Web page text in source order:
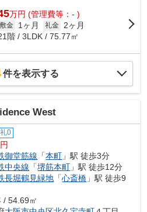
万円 (管理費等：- )
敷金 1ヶ月 礼金 2ヶ月
階 / 3LDK / 75.77㎡
件を表示する
West
礼0
御堂筋線 「本町 」駅 徒歩3分
中央線 「堺筋本町 」駅 徒歩12分
長堀鶴見緑地 「心斎橋 」駅 徒歩9
/ 54.69㎡